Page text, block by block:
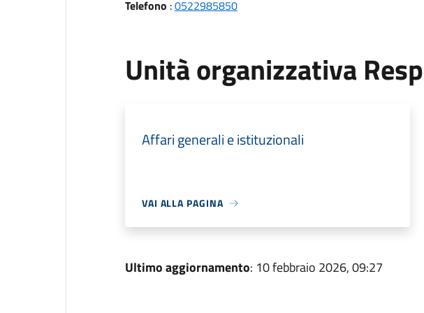
Telefono :0522985850
Unità organizzativa
Affari generali e istituzionali
VAI ALLA PAGINA
Ultimo aggiornamento: 10 febbraio 2026, 09:27